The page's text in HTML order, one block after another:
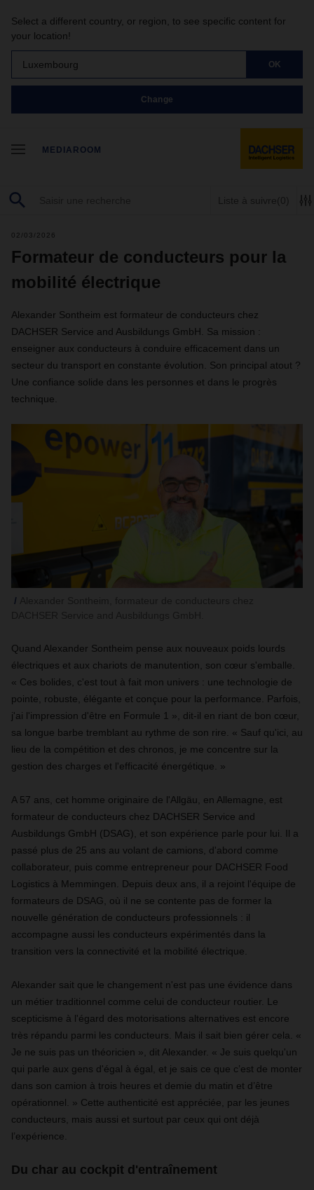
Select a different country, or region, to see specific content for
your location!
Luxembourg OK
Change
MEDIAROOM
Liste à suivre(0)
02/03/2026
Formateur de conducteurs pour la
mobilité électrique
Alexander Sontheim est formateur de conducteurs chez
DACHSER Service and Ausbildungs GmbH. Sa mission :
enseigner aux conducteurs à conduire efficacement dans un
secteur du transport en constante évolution. Son principal atout ?
Une confiance solide dans les personnes et dans le progrès
technique.
Quand Alexander Sontheim pense aux nouveaux poids lourds
électriques et aux chariots de manutention, son cœur s'emballe.
« Ces bolides, c'est tout à fait mon univers : une technologie de
pointe, robuste, élégante et conçue pour la performance. Parfois,
j'ai l'impression d'être en Formule 1 », dit-il en riant de bon cœur,
sa longue barbe tremblant au rythme de son rire. « Sauf qu'ici, au
lieu de la compétition et des chronos, je me concentre sur la
gestion des charges et l'efficacité énergétique. »
A 57 ans, cet homme originaire de l'Allgäu, en Allemagne, est
formateur de conducteurs chez DACHSER Service and
Ausbildungs GmbH (DSAG), et son expérience parle pour lui. Il a
passé plus de 25 ans au volant de camions, d'abord comme
collaborateur, puis comme entrepreneur pour DACHSER Food
Logistics à Memmingen. Depuis deux ans, il a rejoint l'équipe de
formateurs de DSAG, où il ne se contente pas de former la
nouvelle génération de conducteurs professionnels : il
accompagne aussi les conducteurs expérimentés dans la
transition vers la connectivité et la mobilité électrique.
Alexander sait que le changement n'est pas une évidence dans
un métier traditionnel comme celui de conducteur routier. Le
scepticisme à l'égard des motorisations alternatives est encore
très répandu parmi les conducteurs. Mais il sait bien gérer cela. «
Je ne suis pas un théoricien », dit Alexander. « Je suis quelqu'un
qui parle aux gens d'égal à égal, et je sais ce que c’est de monter
dans son camion à trois heures et demie du matin et d’être
opérationnel. » Cette authenticité est appréciée, par les jeunes
conducteurs, mais aussi et surtout par ceux qui ont déjà
l’expérience.
Du char au cockpit d'entraînement